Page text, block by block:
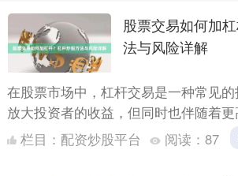
股票交易如何加
法与风险详解
在股票市场中，杠杆交易是一种常见
放大投资者的收益，但同时也伴随着
详细介绍杠杆炒股的方法及其潜在风险
地理解这一....
栏目： 配资炒股平台 阅读： 87